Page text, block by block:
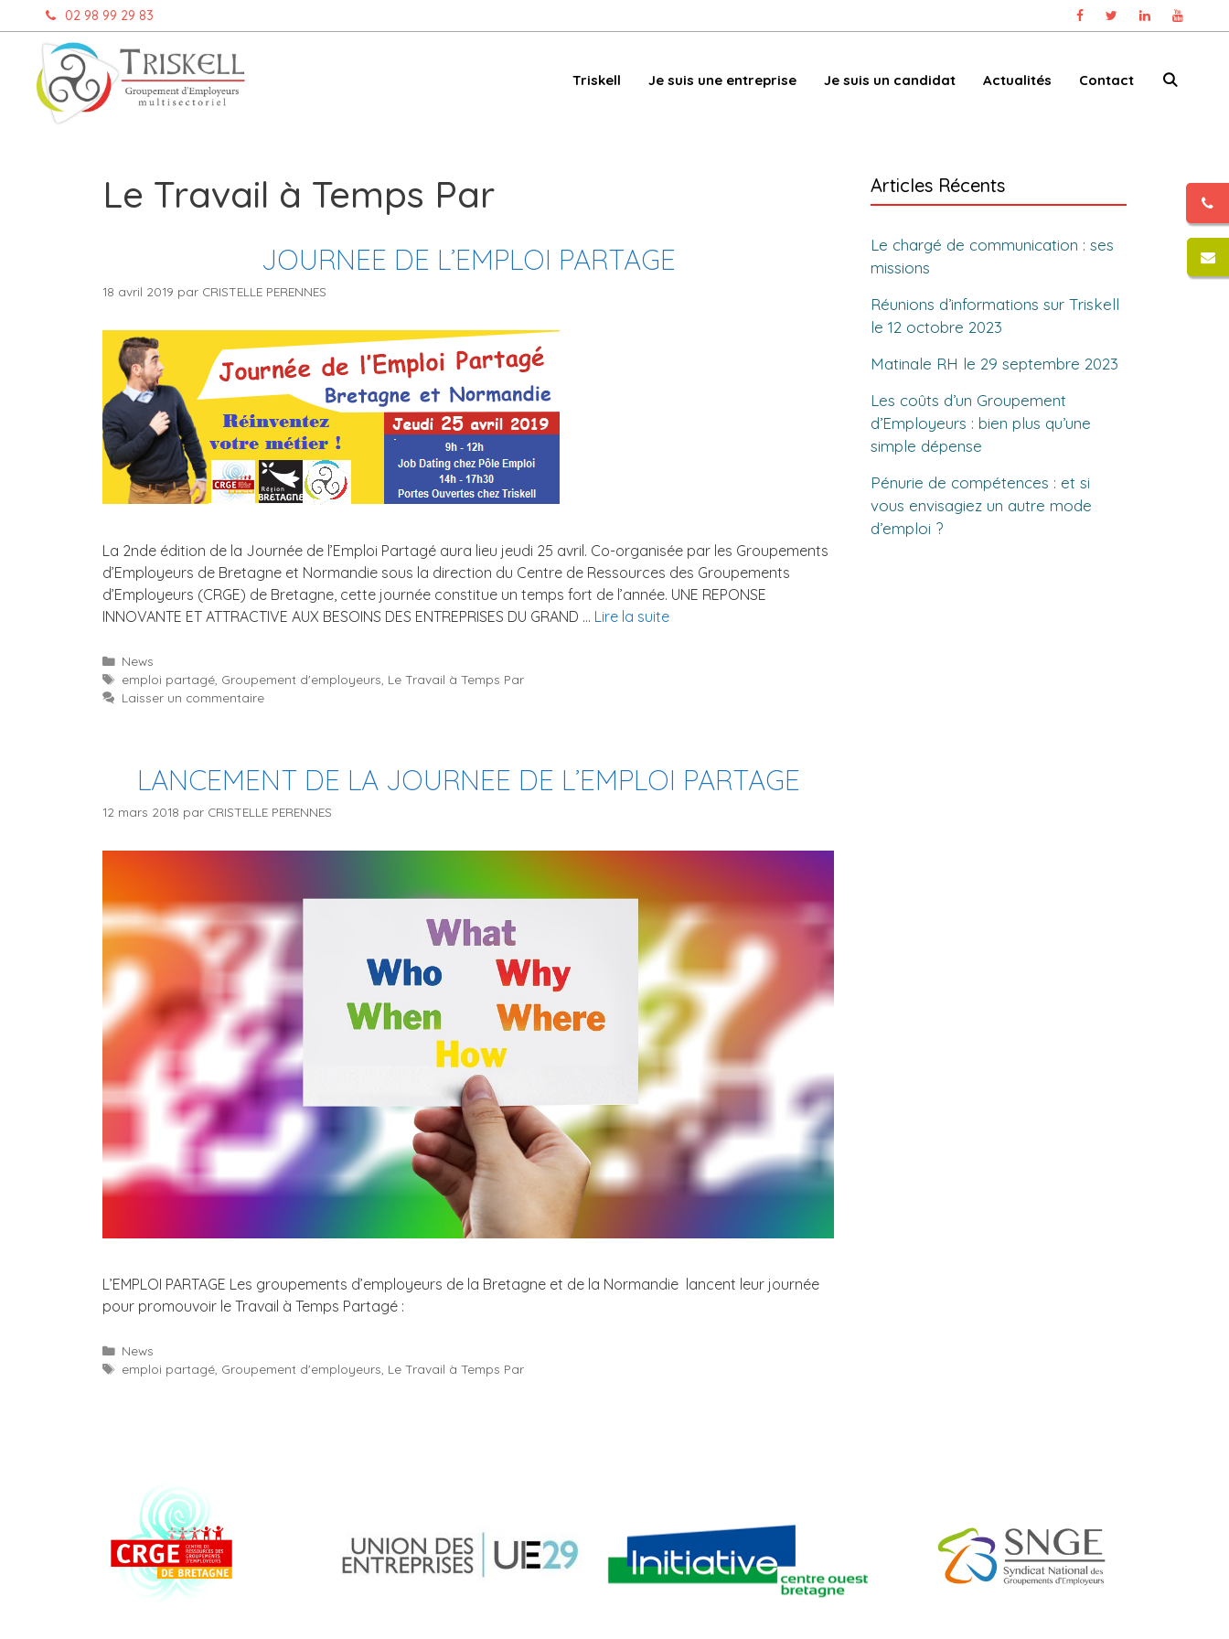
au
contenu
02 98 99 29 83
Triskell Je suis une entreprise Je suis un candidat Actualités Contact
Le Travail à Temps Par
JOURNEE DE L’EMPLOI PARTAGE
18 avril 2019 par CRISTELLE PERENNES
La 2nde édition de la Journée de l’Emploi Partagé aura lieu jeudi 25 avril. Co-organisée par les Groupements
d’Employeurs de Bretagne et Normandie sous la direction du Centre de Ressources des Groupements
d’Employeurs (CRGE) de Bretagne, cette journée constitue un temps fort de l’année. UNE REPONSE
INNOVANTE ET ATTRACTIVE AUX BESOINS DES ENTREPRISES DU GRAND … Lire la suite
Catégories
News
Étiquettes
emploi partagé Groupement d'employeurs Le Travail à Temps Par
Laisser un commentaire
LANCEMENT DE LA JOURNEE DE L’EMPLOI PARTAGE
12 mars 2018 par CRISTELLE PERENNES
L’EMPLOI PARTAGE Les groupements d’employeurs de la Bretagne et de la Normandie lancent leur journée
pour promouvoir le Travail à Temps Partagé :
Catégories
News
Étiquettes
emploi partagé Groupement d'employeurs Le Travail à Temps Par
Articles Récents
Le chargé de communication : ses
missions
Réunions d’informations sur Triskell
le 12 octobre 2023
Matinale RH le 29 septembre 2023
Les coûts d’un Groupement
d’Employeurs : bien plus qu’une
simple dépense
Pénurie de compétences : et si
vous envisagiez un autre mode
d’emploi ?